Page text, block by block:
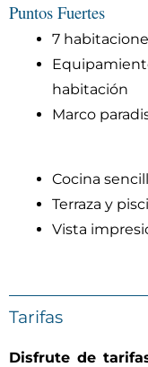
Puntos Fuertes
7
habitación
Marco
Cocina
Terraza y
Vista
Tarifas
Disfrute de